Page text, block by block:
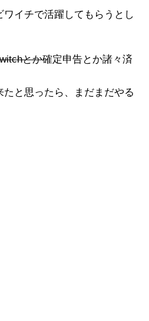
ワイチで活躍してもらうとし
とか確定申告とか諸々済
と思ったら、まだまだやる